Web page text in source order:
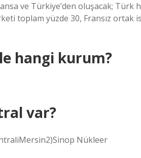
ve Türkiye’den oluşacak; Türk
toplam yüzde 30, Fransız ortak
hangi kurum?
var?
Nükleer